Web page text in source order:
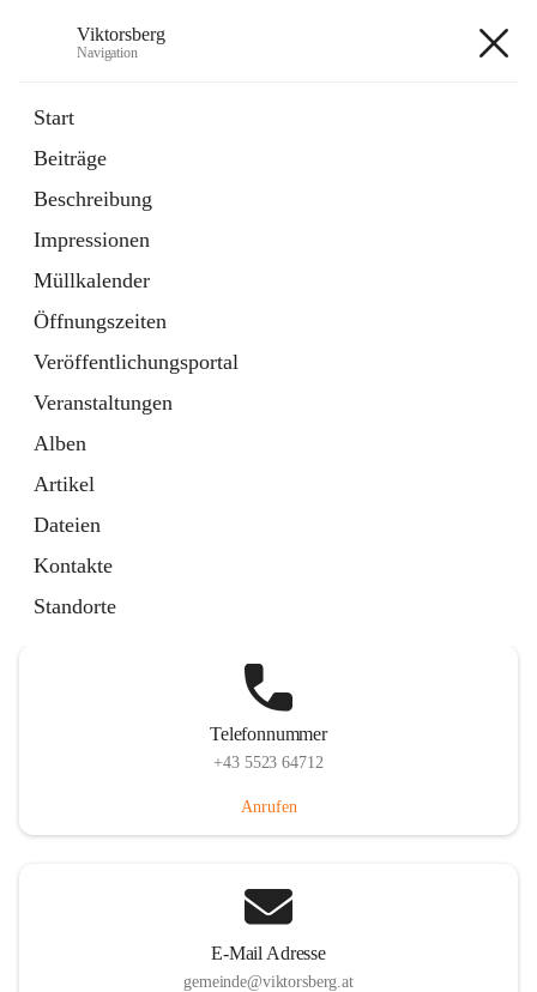
Viktorsberg
Navigation
Start
Beiträge
Beschreibung
Impressionen
Müllkalender
Öffnungszeiten
Veröffentlichungsportal
Veranstaltungen
Alben
Artikel
Dateien
Kontakte
Standorte
1 Schnellzugriff
Bürgerservice
10 Schnellzugriffe
Telefonnummer
+43 5523 64712
Anrufen
E-Mail Adresse
gemeinde@viktorsberg.at